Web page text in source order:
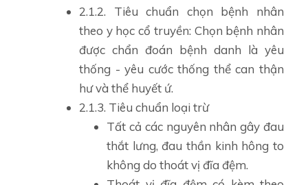
2.1.2. Tiêu chuẩn chọn bệnh nhân
theo y học cổ truyền: Chọn bệnh nhân
được chẩn đoán bệnh danh là yêu
thống - yêu cước thống thể can thận
hư và thể huyết ứ.
2.1.3. Tiêu chuẩn loại trừ
Tất cả các nguyên nhân gây đau
thắt lưng, đau thần kinh hông to
không do thoát vị đĩa đệm.